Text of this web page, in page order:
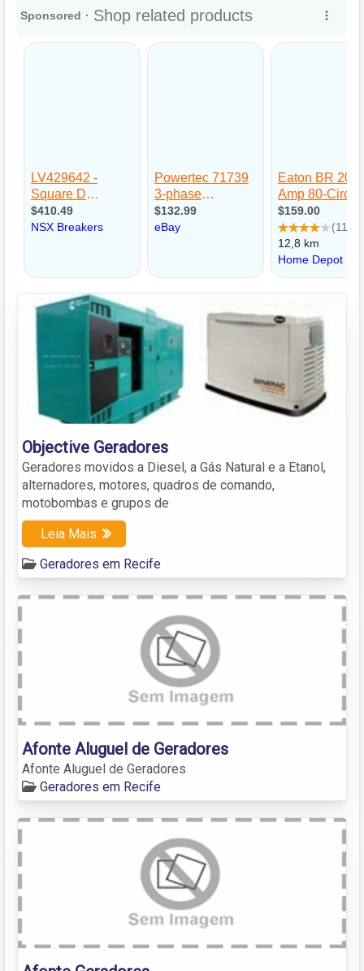
Objective Geradores
Geradores movidos a Diesel, a Gás Natural e a Etanol,
alternadores, motores, quadros de comando,
motobombas e grupos de
Leia Mais
Geradores em Recife
Afonte Aluguel de Geradores
Afonte Aluguel de Geradores
Geradores em Recife